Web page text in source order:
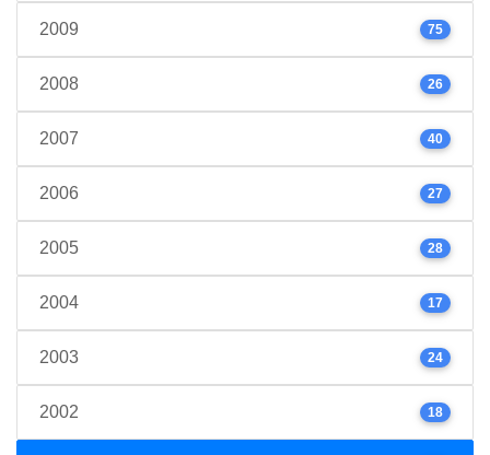
2009 75
2008 26
2007 40
2006 27
2005 28
2004 17
2003 24
2002 18